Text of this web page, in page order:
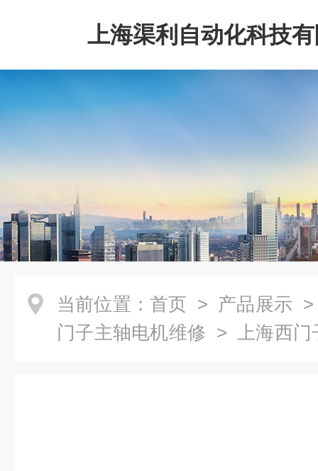
上海渠利自动化科技
当前位置： 首页 > 产品展示
门子主轴电机维修 > 上海西门